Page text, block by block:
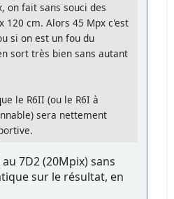
on fait sans souci des
120 cm. Alors 45 Mpx c'est
si on est un fou du
sort très bien sans autant
le R6II (ou le R6I à
sera nettement
7D2 (20Mpix) sans
sur le résultat, en